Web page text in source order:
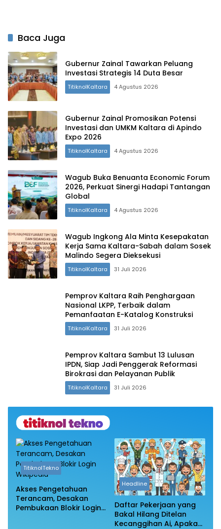
Baca Juga
Gubernur Zainal Tawarkan Peluang
Investasi Strategis 14 Duta Besar
TitiknolKaltara 4 Agustus 2026
Gubernur Zainal Promosikan Potensi
Investasi dan UMKM Kaltara di Apindo
Expo 2026
TitiknolKaltara 4 Agustus 2026
Wagub Buka Benuanta Economic Forum
2026, Perkuat Sinergi Hadapi Tantangan
Global
TitiknolKaltara 4 Agustus 2026
Wagub Ingkong Ala Minta Kesepakatan
Kerja Sama Kaltara-Sabah dalam Sosek
Malindo Segera Dieksekusi
TitiknolKaltara 31 Juli 2026
Pemprov Kaltara Raih Penghargaan
Nasional LKPP, Terbaik dalam
Pemanfaatan E-Katalog Konstruksi
TitiknolKaltara 31 Juli 2026
Pemprov Kaltara Sambut 13 Lulusan
IPDN, Siap Jadi Penggerak Reformasi
Birokrasi dan Pelayanan Publik
TitiknolKaltara 31 Juli 2026
TitiknolTekno
Akses Pengetahuan
Terancam, Desakan
Pembukaan Blokir Login
Headline
Daftar Pekerjaan yang
Bakal Hilang Ditelan
Kecanggihan Ai, Apakah